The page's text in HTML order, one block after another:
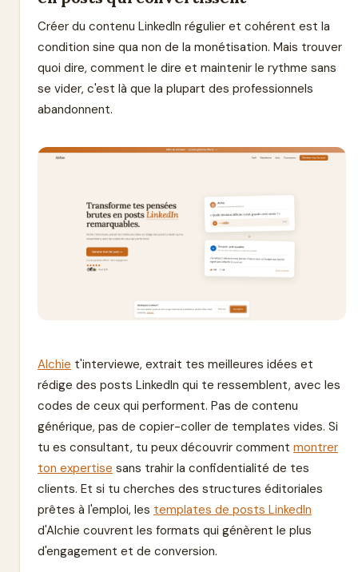
Créer du contenu LinkedIn régulier et cohérent est la
condition sine qua non de la monétisation. Mais trouver
quoi dire, comment le dire et maintenir le rythme sans
se vider, c'est là que la plupart des professionnels
abandonnent.
Alchie t'interviewe, extrait tes meilleures idées et
rédige des posts LinkedIn qui te ressemblent, avec les
codes de ceux qui performent. Pas de contenu
générique, pas de copier-coller de templates vides. Si
tu es consultant, tu peux découvrir comment montrer
ton expertise sans trahir la confidentialité de tes
clients. Et si tu cherches des structures éditoriales
prêtes à l'emploi, les templates de posts LinkedIn
d'Alchie couvrent les formats qui génèrent le plus
d'engagement et de conversion.